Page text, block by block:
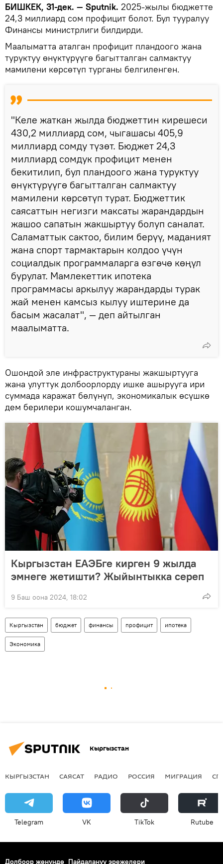
БИШКЕК, 31-дек. — Sputnik. 2025-жылы бюджетте
24,3 миллиард сом профицит болот. Бул тууралуу
Финансы министрлиги билдирди.
Маалыматта аталган профицит пландоого жана
туруктуу өнүктүрүүгө багытталган салмактуу
мамилени көрсөтүп турганы белгиленген.
"Келе жаткан жылда бюджеттин кирешеси
430,2 миллиард сом, чыгашасы 405,9
миллиард сомду түзөт. Бюджет 24,3
миллиард сомдук профицит менен
бекитилип, бул пландоого жана туруктуу
өнүктүрүүгө багытталган салмактуу
мамилени көрсөтүп турат. Бюджеттик
саясаттын негизги максаты жарандардын
жашоо сапатын жакшыртуу болуп саналат.
Саламаттык сактоо, билим берүү, маданият
жана спорт тармактарын колдоо үчүн
социалдык программаларга өзгөчө көңүл
бурулат. Мамлекеттик ипотека
программасы аркылуу жарандарды турак
жай менен камсыз кылуу иштерине да
басым жасалат", — деп айтылган
маалыматта.
Ошондой эле инфраструктураны жакшыртууга
жана улуттук долбоорлорду ишке ашырууга ири
суммада каражат бөлүнүп, экономикалык өсүшкө
дем берилери кошумчаланган.
Кыргызстан ЕАЭБге кирген 9 жылда
эмнеге жетишти? Жыйынтыкка сереп
9 Баш оона 2024, 18:02
Кыргызстан бюджет финансы профицит ипотека
Экономика
Кыргызстан
КЫРГЫЗСТАН САЯСАТ РАДИО РОССИЯ МИГРАЦИЯ
Telegram VK ТikТоk Rutube
Долбоор жөнүндө Пайдалануу эрежелери